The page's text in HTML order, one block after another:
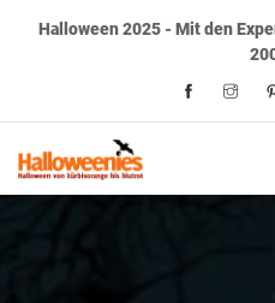
Halloween 2025 - Mit den